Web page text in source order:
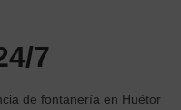
7
de fontanería en Huétor